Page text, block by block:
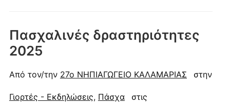
Πασχαλινές δραστηριότητες
2025
Από τον/την 27ο ΝΗΠΙΑΓΩΓΕΙΟ ΚΑΛΑΜΑΡΙΑΣ στην
Γιορτές - Εκδηλώσεις, Πάσχα στις